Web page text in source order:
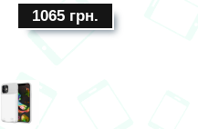
1065 грн.